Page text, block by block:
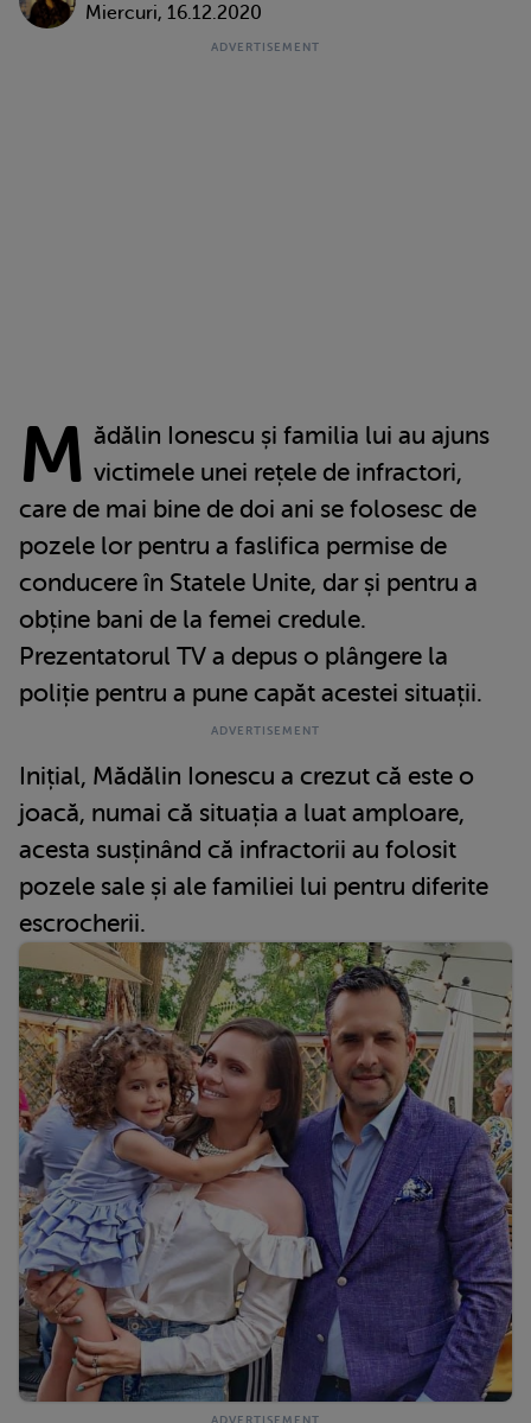
Miercuri, 16.12.2020
M ădălin Ionescu și familia lui au ajuns
victimele unei rețele de infractori,
care de mai bine de doi ani se folosesc de
pozele lor pentru a faslifica permise de
conducere în Statele Unite, dar și pentru a
obține bani de la femei credule.
Prezentatorul TV a depus o plângere la
poliție pentru a pune capăt acestei situații.
Inițial, Mădălin Ionescu a crezut că este o
joacă, numai că situația a luat amploare,
acesta susținând că infractorii au folosit
pozele sale și ale familiei lui pentru diferite
escrocherii.